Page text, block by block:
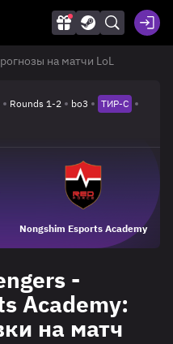
на матчи LoL
Rounds 1-2 bo3
ТИР-C
Nongshim Esports Academy
-
Academy:
на матч